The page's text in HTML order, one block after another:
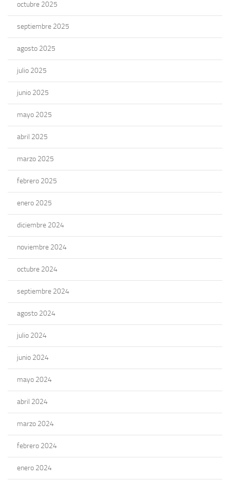
octubre 2025
septiembre 2025
agosto 2025
julio 2025
junio 2025
mayo 2025
abril 2025
marzo 2025
febrero 2025
enero 2025
diciembre 2024
noviembre 2024
octubre 2024
septiembre 2024
agosto 2024
julio 2024
junio 2024
mayo 2024
abril 2024
marzo 2024
febrero 2024
enero 2024